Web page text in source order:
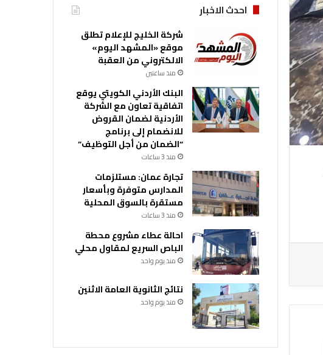
احدث الاخبار
شركة الخليج للإعلام تطلق
موقع «المشهد اليوم»
الالكتروني من العقبة
منذ ساعتين
البنك الأردني الكويتي يوقع
اتفاقية تعاون مع الشركة
الأردنية لضمان القروض
للانضمام إلى برنامج
“الضمان من أجل التوظيف”
منذ 3 ساعات
تجارة عمان: مستلزمات
المدارس متوفرة وبأسعار
مستقرة بالسوق المحلية
منذ 3 ساعات
احالة عطاء مشروع محطة
الباص السريع لمقاول محلي
منذ يوم واحد
نتائج الثانوية العامة الاثنين
منذ يوم واحد